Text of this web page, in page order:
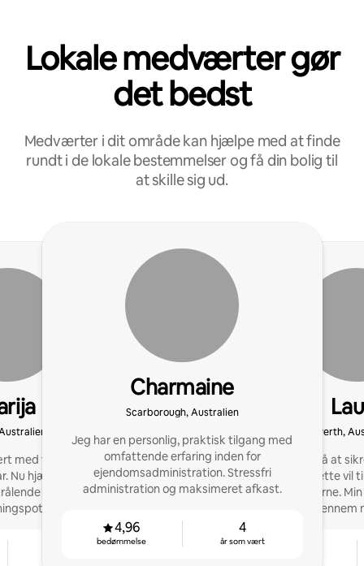
Lokale medværter gør
det bedst
Medværter i dit område kan hjælpe med at finde
rundt i de lokale bestemmelser og få din bolig til
at skille sig ud.
med fire opslag, der
Nu hjælper jeg andre
omtaler og nå
Charmaine
Scarborough, Australien
Jeg har en personlig, praktisk tilgang med
omfattende erfaring inden for
ejendomsadministration. Stressfri
administration og maksimeret afkast.
4,96
bedømmelse
4
år som vært
Perth,
Jeg fokuserer på at
for gæster. Dette vil
afkast for ejerne.
vokset